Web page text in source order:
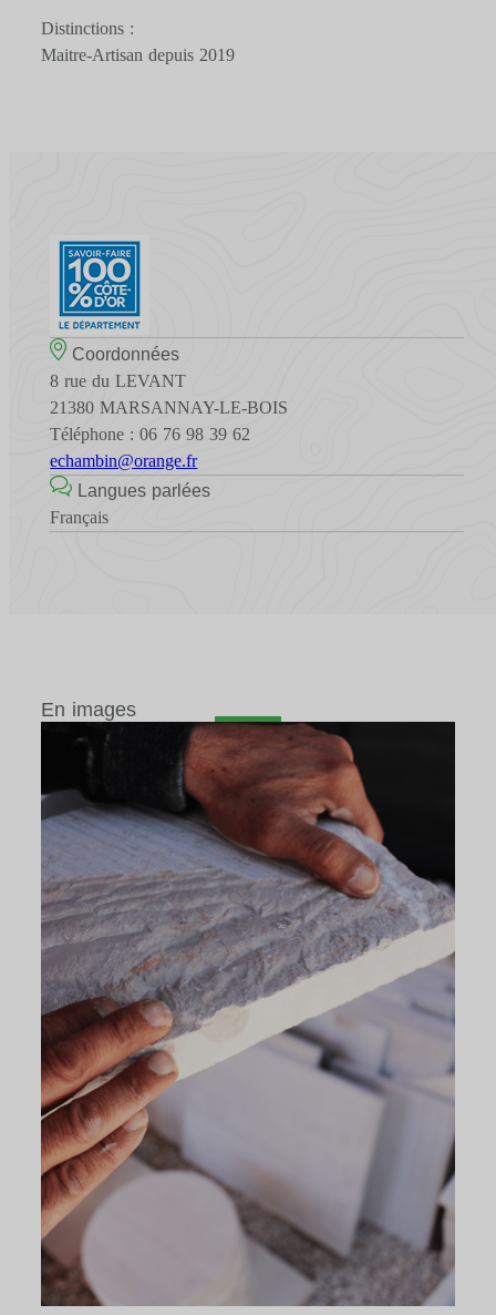
Distinctions :
Maitre-Artisan depuis 2019
Coordonnées
8 rue du LEVANT
21380 MARSANNAY-LE-BOIS
Téléphone : 06 76 98 39 62
echambin@orange.fr
Langues parlées
Français
En images